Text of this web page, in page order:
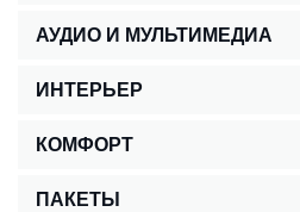
АУДИО И МУЛЬТИМЕДИА
ИНТЕРЬЕР
КОМФОРТ
ПАКЕТЫ